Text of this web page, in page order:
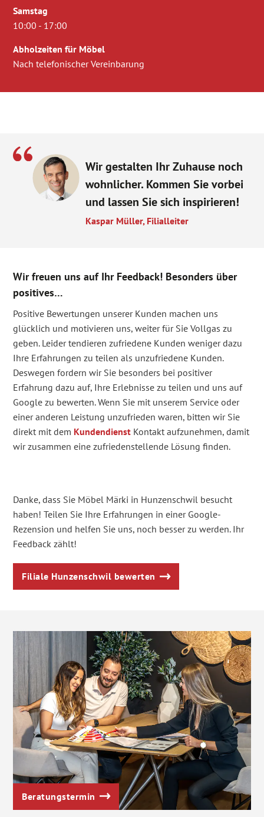
Samstag
10:00 - 17:00
Abholzeiten für Möbel
Nach telefonischer Vereinbarung
Wir gestalten Ihr Zuhause noch
wohnlicher. Kommen Sie vorbei
und lassen Sie sich inspirieren!
Kaspar Müller, Filialleiter
Wir freuen uns auf Ihr Feedback! Besonders über
positives…
Positive Bewertungen unserer Kunden machen uns
glücklich und motivieren uns, weiter für Sie Vollgas zu
geben. Leider tendieren zufriedene Kunden weniger dazu
Ihre Erfahrungen zu teilen als unzufriedene Kunden.
Deswegen fordern wir Sie besonders bei positiver
Erfahrung dazu auf, Ihre Erlebnisse zu teilen und uns auf
Google zu bewerten. Wenn Sie mit unserem Service oder
einer anderen Leistung unzufrieden waren, bitten wir Sie
direkt mit dem Kundendienst Kontakt aufzunehmen, damit
wir zusammen eine zufriedenstellende Lösung finden.
Danke, dass Sie Möbel Märki in Hunzenschwil besucht
haben! Teilen Sie Ihre Erfahrungen in einer Google-
Rezension und helfen Sie uns, noch besser zu werden. Ihr
Feedback zählt!
Filiale Hunzenschwil bewerten
Beratungstermin